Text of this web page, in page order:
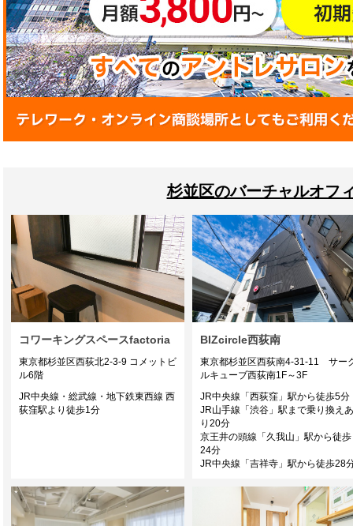
杉並区のバーチャルオフ
コワーキングスペースfactoria
東京都杉並区西荻北2-3-9 コメットビ
ル6階
JR中央線・総武線・地下鉄東西線 西
荻窪駅より徒歩1分
BIZcircle西荻南
東京都杉並区西荻南4-31-11 サー
ルキューブ西荻南1F～3F
JR中央線「西荻窪」駅から徒歩5分
JR山手線「渋谷」駅まで乗り換えあ
り20分
京王井の頭線「久我山」駅から徒歩
24分
JR中央線「吉祥寺」駅から徒歩28